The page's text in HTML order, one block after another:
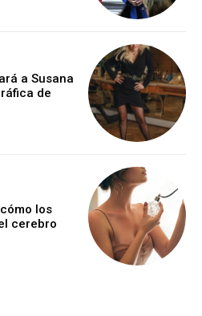
a Susana
de
los
cerebro